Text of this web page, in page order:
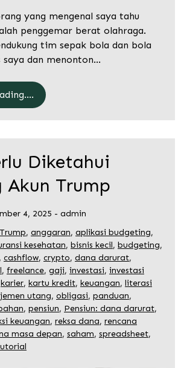
yang mengenal saya tahu
penggemar berat olahraga.
tim sepak bola dan bola
saya dan menonton…
Diketahui
Akun Trump
4, 2025 - admin
, anggaran, aplikasi budgeting,
kesehatan, bisnis kecil, budgeting,
, cashflow, crypto, dana darurat,
, freelance, gaji, investasi, investasi
karier, kartu kredit, keuangan, literasi
utang, obligasi, panduan,
, pensiun, Pensiun: dana darurat,
keuangan, reksa dana, rencana
masa depan, saham, spreadsheet,